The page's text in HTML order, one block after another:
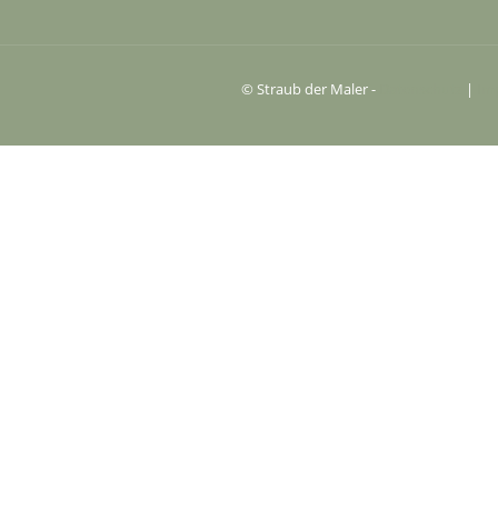
© Straub der Maler - |